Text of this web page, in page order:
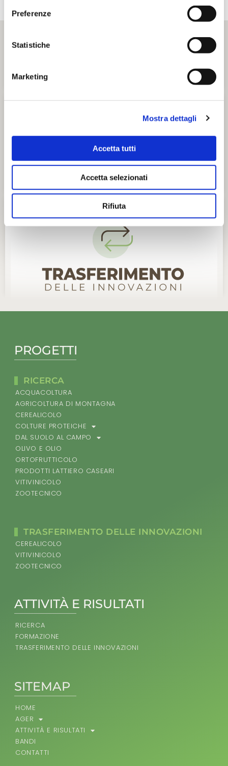
Preferenze
Statistiche
Marketing
Mostra dettagli
Accetta tutti
Accetta selezionati
Rifiuta
ATTIVITÀ E RISULTATI
RICERCA
FORMAZIONE
TRASFERIMENTO DELLE INNOVAZIONI
SITEMAP
HOME
AGER
ATTIVITÀ E RISULTATI
BANDI
CONTATTI
PROGETTI
RICERCA
ACQUACOLTURA
AGRICOLTURA DI MONTAGNA
CEREALICOLO
COLTURE PROTEICHE
DAL SUOLO AL CAMPO
OLIVO E OLIO
ORTOFRUTTICOLO
PRODOTTI LATTIERO CASEARI
VITIVINICOLO
ZOOTECNICO
TRASFERIMENTO DELLE INNOVAZIONI
CEREALICOLO
VITIVINICOLO
ZOOTECNICO